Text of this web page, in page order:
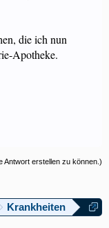
die ich nun
Apotheke.
Antwort erstellen zu können.)
Krankheiten